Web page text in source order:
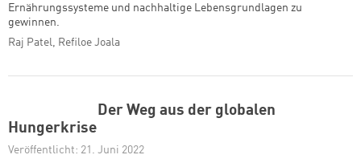
Ernährungssysteme und nachhaltige Lebensgrundlagen zu
gewinnen.
Raj Patel, Refiloe Joala
Der Weg aus der globalen
Hungerkrise
Veröffentlicht: 21. Juni 2022